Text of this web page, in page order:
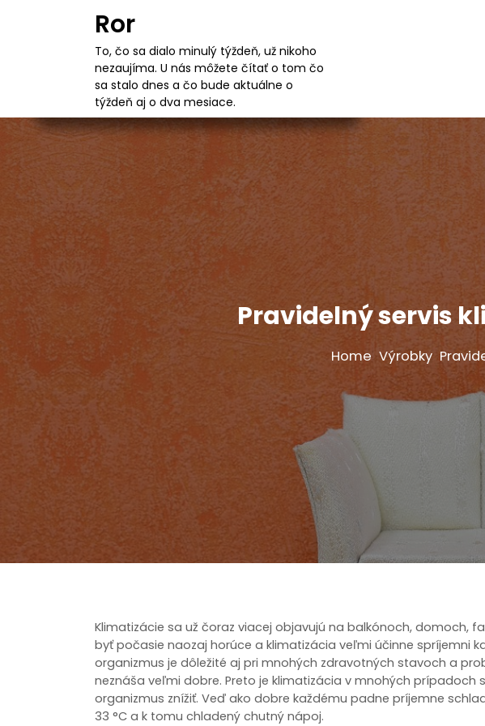
c
Ror
To, čo sa dialo minulý týždeň, už nikoho
nezaujíma. U nás môžete čítať o tom čo
sa stalo dnes a čo bude aktuálne o
týždeň aj o dva mesiace.
Pravidelný servis
Home Výrobky
Klimatizácie sa už čoraz viacej objavujú na balkónoch, domoch,
byť počasie naozaj horúce a klimatizácia veľmi účinne spríjemni
organizmus je dôležité aj pri mnohých zdravotných stavoch a
neznáša veľmi dobre. Preto je klimatizácia v mnohých prípadoch
organizmus znížiť. Veď ako dobre každému padne príjemne
33 °C a k tomu chladený chutný nápoj.